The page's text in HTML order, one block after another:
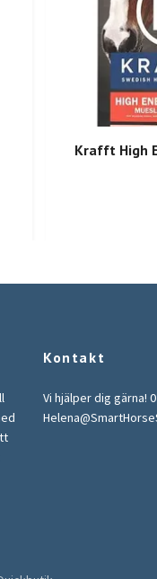
Krafft High
Kontakt
Vi hjälper dig gärna!